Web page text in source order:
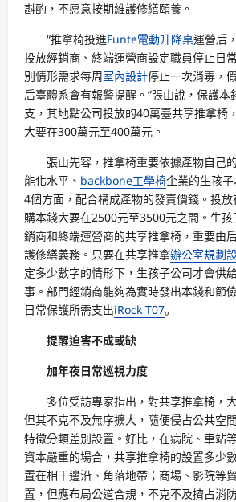
斟酌，不愿意按期維護修繕頤養。
“推拿椅投進Funte電動升降桌運營后
投放經銷商、終端運營商設定職員停止日
別情形需求每周室內設計停止一次消毒，
后臺體系會有報警提醒。”張山說，保護本
支，其地點公司投放的40萬臺共享推拿椅
大要在300萬元至400萬元。
張山先容，推拿椅重要依據產物自己
能化水平、 backbone工學椅企業的生孩
4個方面，配合構成產物的發賣價錢。投
購本錢大要在2500元至3500元之間。生
銷商和終端運營商的共享推拿椅，重要由
護修繕義務。只要在共享推拿辦公室規劃
定多少數字的情形下，生孩子公司才會供
事。部門經銷商能夠為實時發出本錢和節
日常保護所需支出iRock T07。
提醒迫害不成或缺
加年夜日常巡視力度
多位受訪專家指出，對共享推拿椅，
但其不克不及無序擴大，隨便侵占公共空
特徵分類差別設置。好比，在病院、車站
資本嚴重的場合，共享推拿椅的設置多少
置在相干邊沿、角落地帶；商場、影院等
置，但應布局公道合規，不克不及擠占消